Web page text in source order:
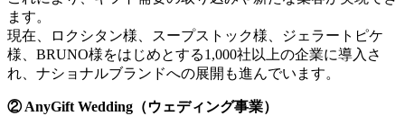
ます。
現在、ロクシタン様、スープストック様、ジェラートピケ
様、BRUNO様をはじめとする1,000社以上の企業に導入さ
れ、ナショナルブランドへの展開も進んでいます。
② AnyGift Wedding（ウェディング事業）